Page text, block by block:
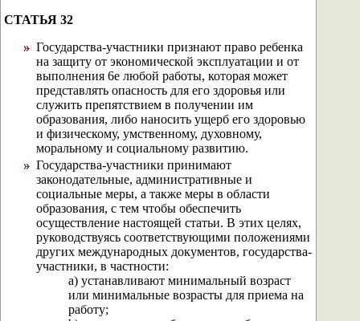
СТАТЬЯ 32
Государства-участники признают право ребенка
на защиту от экономической эксплуатации и от
выполнения 6е любой работы, которая может
представлять опасность для его здоровья или
служить препятствием в получении им
образования, либо наносить ущерб его здоровью
и физическому, умственному, духовному,
моральному и социальному развитию.
Государства-участники принимают
законодательные, административные и
социальные меры, а также меры в области
образования, с тем чтобы обеспечить
осуществление настоящей статьи. В этих целях,
руководствуясь соответствующими положениями
других международных документов, государства-
участники, в частности:
а) устанавливают минимальный возраст
или минимальные возрасты для приема на
работу;